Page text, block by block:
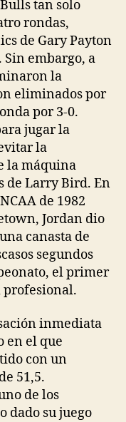
tan solo
rondas,
de Gary Payton
embargo, a
la
eliminados por
por 3-0.
jugar la
la
la máquina
de Larry Bird. En
de 1982
Jordan dio
canasta de
segundos
el primer
profesional.
inmediata
en el que
con un
51,5.
de los
dado su juego